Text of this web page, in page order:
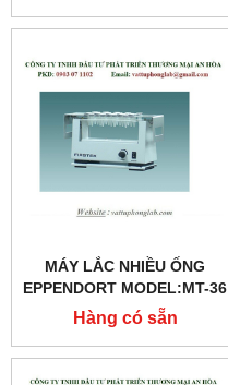
MÁY LẮC NHIỀU ỐNG
EPPENDORT MODEL:MT-36
Hàng có sẵn